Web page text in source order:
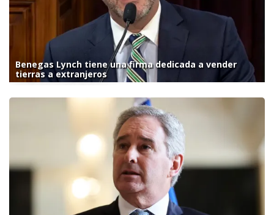
Benegas Lynch tiene una firma dedicada a vender
tierras a extranjeros